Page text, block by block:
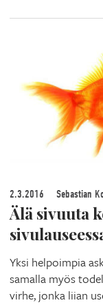
2.3.2016 Sebastian
Älä sivuuta
Yksi helpoimpia
samalla myös
virhe, jonka liian